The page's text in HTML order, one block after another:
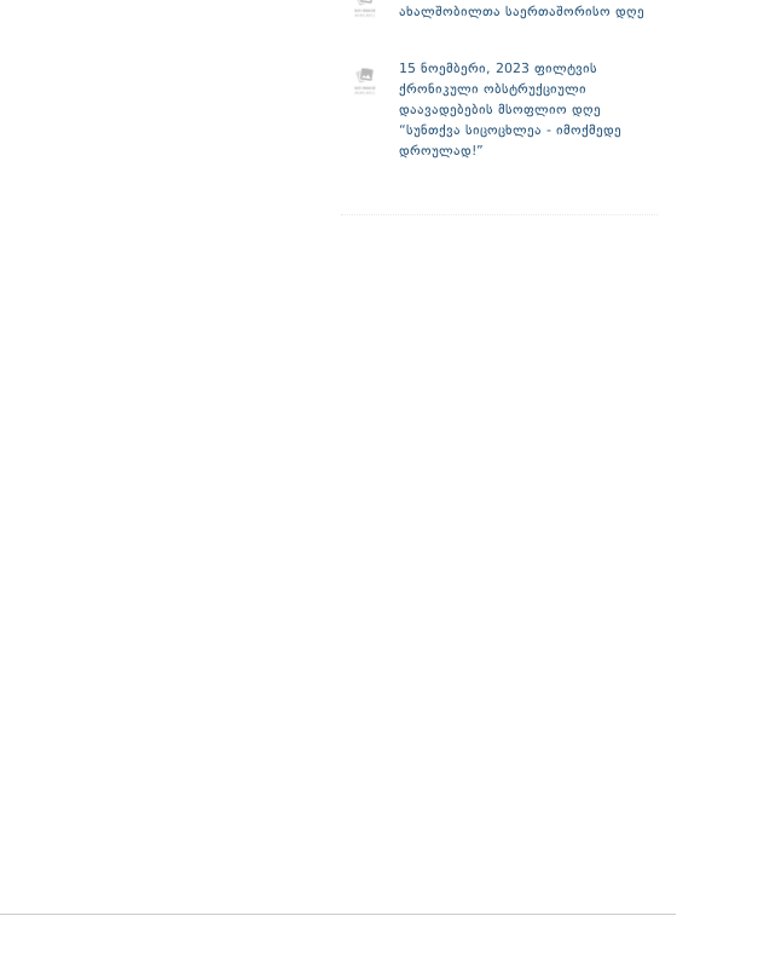
ახალშობილთა საერთაშორისო დღე
15 ნოემბერი, 2023 ფილტვის
ქრონიკული ობსტრუქციული
დაავადებების მსოფლიო დღე
“სუნთქვა სიცოცხლეა - იმოქმედე
დროულად!”